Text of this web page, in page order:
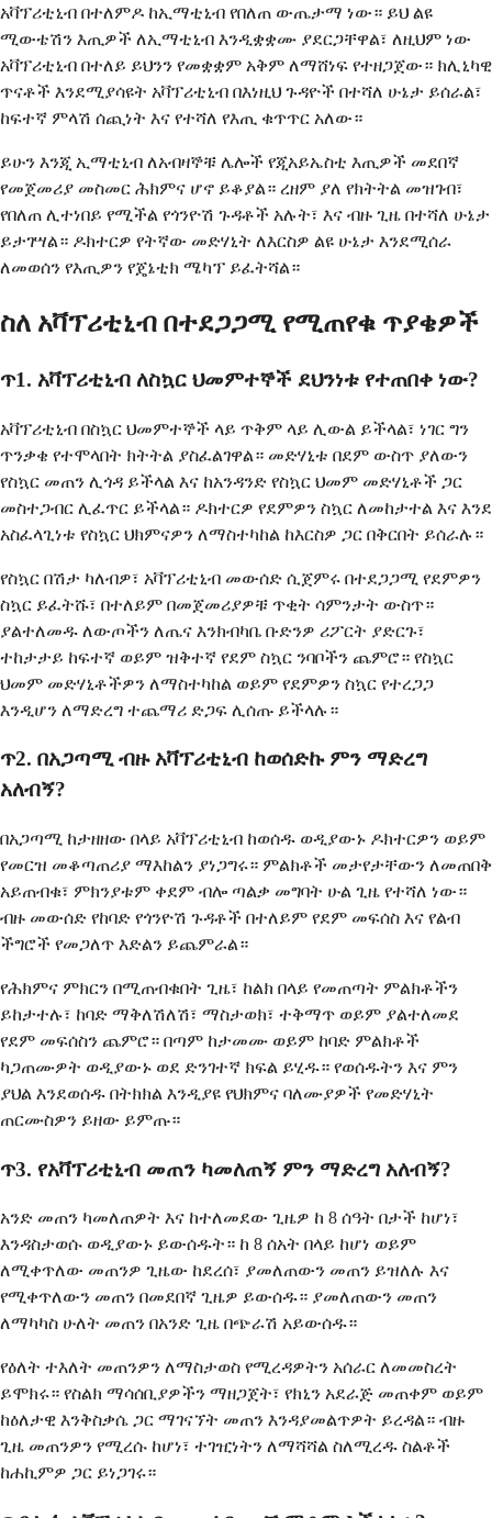
አቫፕሪቲኒብ በተለምዶ ከኢማቲኒብ የበለጠ ውጤታማ ነው። ይህ ልዩ
ሚውቴሽን እጢዎች ለኢማቲኒብ እንዲቋቋሙ ያደርጋቸዋል፣ ለዚህም ነው
አቫፕሪቲኒብ በተለይ ይህንን የመቋቋም አቅም ለማሸነፍ የተዘጋጀው። ክሊኒካዊ
ጥናቶች እንደሚያሳዩት አቫፕሪቲኒብ በእነዚህ ጉዳዮች በተሻለ ሁኔታ ይሰራል፣
ከፍተኛ ምላሽ ሰጪነት እና የተሻለ የእጢ ቁጥጥር አለው።
ይሁን እንጂ ኢማቲኒብ ለአብዛኞቹ ሌሎች የጂአይኤስቲ እጢዎች መደበኛ
የመጀመሪያ መስመር ሕክምና ሆኖ ይቆያል። ረዘም ያለ የክትትል መዝገብ፣
የበለጠ ሊተነበይ የሚችል የጎንዮሽ ጉዳቶች አሉት፣ እና ብዙ ጊዜ በተሻለ ሁኔታ
ይታገሣል። ዶክተርዎ የትኛው መድሃኒት ለእርስዎ ልዩ ሁኔታ እንደሚሰራ
ለመወሰን የእጢዎን የጄኔቲክ ሜካፕ ይፈትሻል።
ስለ አቫፕሪቲኒብ በተደጋጋሚ የሚጠየቁ ጥያቄዎች
ጥ1. አቫፕሪቲኒብ ለስኳር ህመምተኞች ደህንነቱ የተጠበቀ ነው?
አቫፕሪቲኒብ በስኳር ህመምተኞች ላይ ጥቅም ላይ ሊውል ይችላል፣ ነገር ግን
ጥንቃቄ የተሞላበት ክትትል ያስፈልገዋል። መድሃኒቱ በደም ውስጥ ያለውን
የስኳር መጠን ሊጎዳ ይችላል እና ከአንዳንድ የስኳር ህመም መድሃኒቶች ጋር
መስተጋብር ሊፈጥር ይችላል። ዶክተርዎ የደምዎን ስኳር ለመከታተል እና እንደ
አስፈላጊነቱ የስኳር ህክምናዎን ለማስተካከል ከእርስዎ ጋር በቅርበት ይሰራሉ።
የስኳር በሽታ ካለብዎ፣ አቫፕሪቲኒብ መውሰድ ሲጀምሩ በተደጋጋሚ የደምዎን
ስኳር ይፈትሹ፣ በተለይም በመጀመሪያዎቹ ጥቂት ሳምንታት ውስጥ።
ያልተለመዱ ለውጦችን ለጤና እንክብካቤ ቡድንዎ ሪፖርት ያድርጉ፣
ተከታታይ ከፍተኛ ወይም ዝቅተኛ የደም ስኳር ንባቦችን ጨምሮ። የስኳር
ህመም መድሃኒቶችዎን ለማስተካከል ወይም የደምዎን ስኳር የተረጋጋ
እንዲሆን ለማድረግ ተጨማሪ ድጋፍ ሊሰጡ ይችላሉ።
ጥ2. በአጋጣሚ ብዙ አቫፕሪቲኒብ ከወሰድኩ ምን ማድረግ
አለብኝ?
በአጋጣሚ ከታዘዘው በላይ አቫፕሪቲኒብ ከወሰዱ ወዲያውኑ ዶክተርዎን ወይም
የመርዝ መቆጣጠሪያ ማእከልን ያነጋግሩ። ምልክቶች መታየታቸውን ለመጠበቅ
አይጠብቁ፣ ምክንያቱም ቀደም ብሎ ጣልቃ መግባት ሁል ጊዜ የተሻለ ነው።
ብዙ መውሰድ የከባድ የጎንዮሽ ጉዳቶች በተለይም የደም መፍሰስ እና የልብ
ችግሮች የመጋለጥ እድልን ይጨምራል።
የሕክምና ምክርን በሚጠብቁበት ጊዜ፣ ከልክ በላይ የመጠጣት ምልክቶችን
ይከታተሉ፣ ከባድ ማቅለሽለሽ፣ ማስታወክ፣ ተቅማጥ ወይም ያልተለመደ
የደም መፍሰስን ጨምሮ። በጣም ከታመሙ ወይም ከባድ ምልክቶች
ካጋጠሙዎት ወዲያውኑ ወደ ድንገተኛ ክፍል ይሂዱ። የወሰዱትን እና ምን
ያህል እንደወሰዱ በትክክል እንዲያዩ የህክምና ባለሙያዎች የመድሃኒት
ጠርሙስዎን ይዘው ይምጡ።
ጥ3. የአቫፕሪቲኒብ መጠን ካመለጠኝ ምን ማድረግ አለብኝ?
አንድ መጠን ካመለጠዎት እና ከተለመደው ጊዜዎ ከ 8 ሰዓት በታች ከሆነ፣
እንዳስታወሱ ወዲያውኑ ይውሰዱት። ከ 8 ሰአት በላይ ከሆነ ወይም
ለሚቀጥለው መጠንዎ ጊዜው ከደረሰ፣ ያመለጠውን መጠን ይዝለሉ እና
የሚቀጥለውን መጠን በመደበኛ ጊዜዎ ይውሰዱ። ያመለጠውን መጠን
ለማካካስ ሁለት መጠን በአንድ ጊዜ በጭራሽ አይውሰዱ።
የዕለት ተእለት መጠንዎን ለማስታወስ የሚረዳዎትን አሰራር ለመመስረት
ይሞክሩ። የስልክ ማሳሰቢያዎችን ማዘጋጀት፣ የክኒን አደራጅ መጠቀም ወይም
ከዕለታዊ እንቅስቃሴ ጋር ማገናኘት መጠን እንዳያመልጥዎት ይረዳል። ብዙ
ጊዜ መጠንዎን የሚረሱ ከሆነ፣ ተገዢነትን ለማሻሻል ስለሚረዱ ስልቶች
ከሐኪምዎ ጋር ይነጋገሩ።